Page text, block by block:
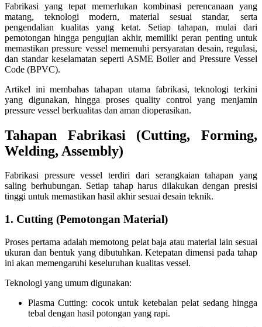
Fabrikasi yang tepat memerlukan kombinasi perencanaan yang
matang, teknologi modern, material sesuai standar, serta
pengendalian kualitas yang ketat. Setiap tahapan, mulai dari
pemotongan hingga pengujian akhir, memiliki peran penting untuk
memastikan pressure vessel memenuhi persyaratan desain, regulasi,
dan standar keselamatan seperti ASME Boiler and Pressure Vessel
Code (BPVC).
Artikel ini membahas tahapan utama fabrikasi, teknologi terkini
yang digunakan, hingga proses quality control yang menjamin
pressure vessel berkualitas dan aman dioperasikan.
Tahapan Fabrikasi (Cutting, Forming,
Welding, Assembly)
Fabrikasi pressure vessel terdiri dari serangkaian tahapan yang
saling berhubungan. Setiap tahap harus dilakukan dengan presisi
tinggi untuk memastikan hasil akhir sesuai desain teknik.
1. Cutting (Pemotongan Material)
Proses pertama adalah memotong pelat baja atau material lain sesuai
ukuran dan bentuk yang dibutuhkan. Ketepatan dimensi pada tahap
ini akan memengaruhi keseluruhan kualitas vessel.
Teknologi yang umum digunakan:
Plasma Cutting: cocok untuk ketebalan pelat sedang hingga
tebal dengan hasil potongan yang rapi.